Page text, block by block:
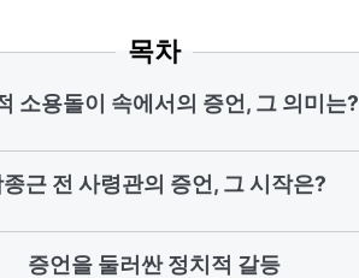
목차
소용돌이 속에서의 증언, 그 의미는?
근 전 사령관의 증언, 그 시작은?
증언을 둘러싼 정치적 갈등